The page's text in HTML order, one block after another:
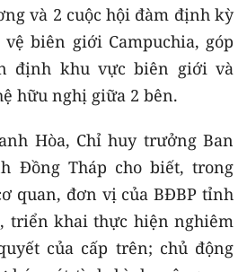
và 2 cuộc hội đàm định kỳ
biên giới Campuchia, góp
định khu vực biên giới và
hữu nghị giữa 2 bên.
Hòa, Chỉ huy trưởng Ban
Đồng Tháp cho biết, trong
quan, đơn vị của BĐBP tỉnh
triển khai thực hiện nghiêm
của cấp trên; chủ động